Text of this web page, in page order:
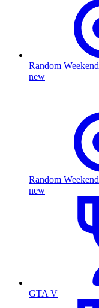
Random Weekend
new
Random Weekend
new
GTA V